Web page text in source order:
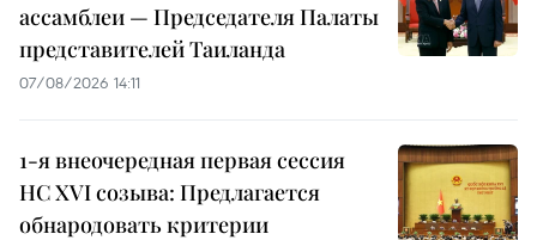
ассамблеи — Председателя Палаты
представителей Таиланда
07/08/2026 14:11
1-я внеочередная первая сессия
НС XVI созыва: Предлагается
обнародовать критерии